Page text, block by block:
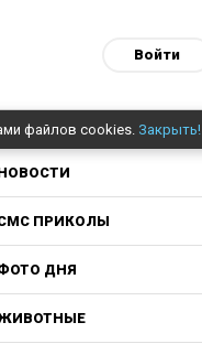
Войти
файлов cookies. Закрыть!
ПРИКОЛЫ
ДНЯ